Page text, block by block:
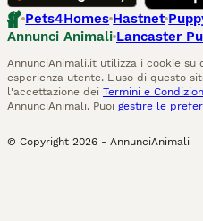
Pets4Homes Hastnet
Annunci Animali Lancaster
AnnunciAnimali.it utilizza i cookie
esperienza utente. L'uso di questo
l'accettazione dei Termini e
AnnunciAnimali. Puoi gestire le
© Copyright 2026 - AnnunciAnimali